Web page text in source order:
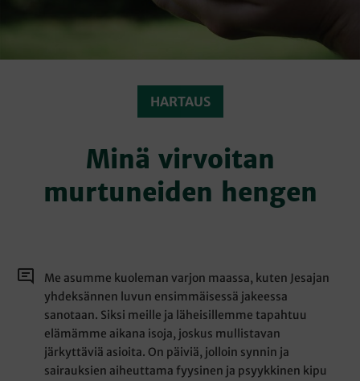
HARTAUS
Minä virvoitan
murtuneiden hengen
Me asumme kuoleman varjon maassa, kuten Jesajan
yhdeksännen luvun ensimmäisessä jakeessa
sanotaan. Siksi meille ja läheisillemme tapahtuu
elämämme aikana isoja, joskus mullistavan
järkyttäviä asioita. On päiviä, jolloin synnin ja
sairauksien aiheuttama fyysinen ja psyykkinen kipu